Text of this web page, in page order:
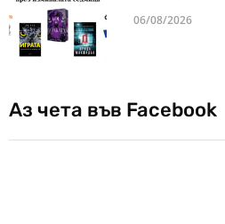
06/08/2026
Аз чета във Facebook